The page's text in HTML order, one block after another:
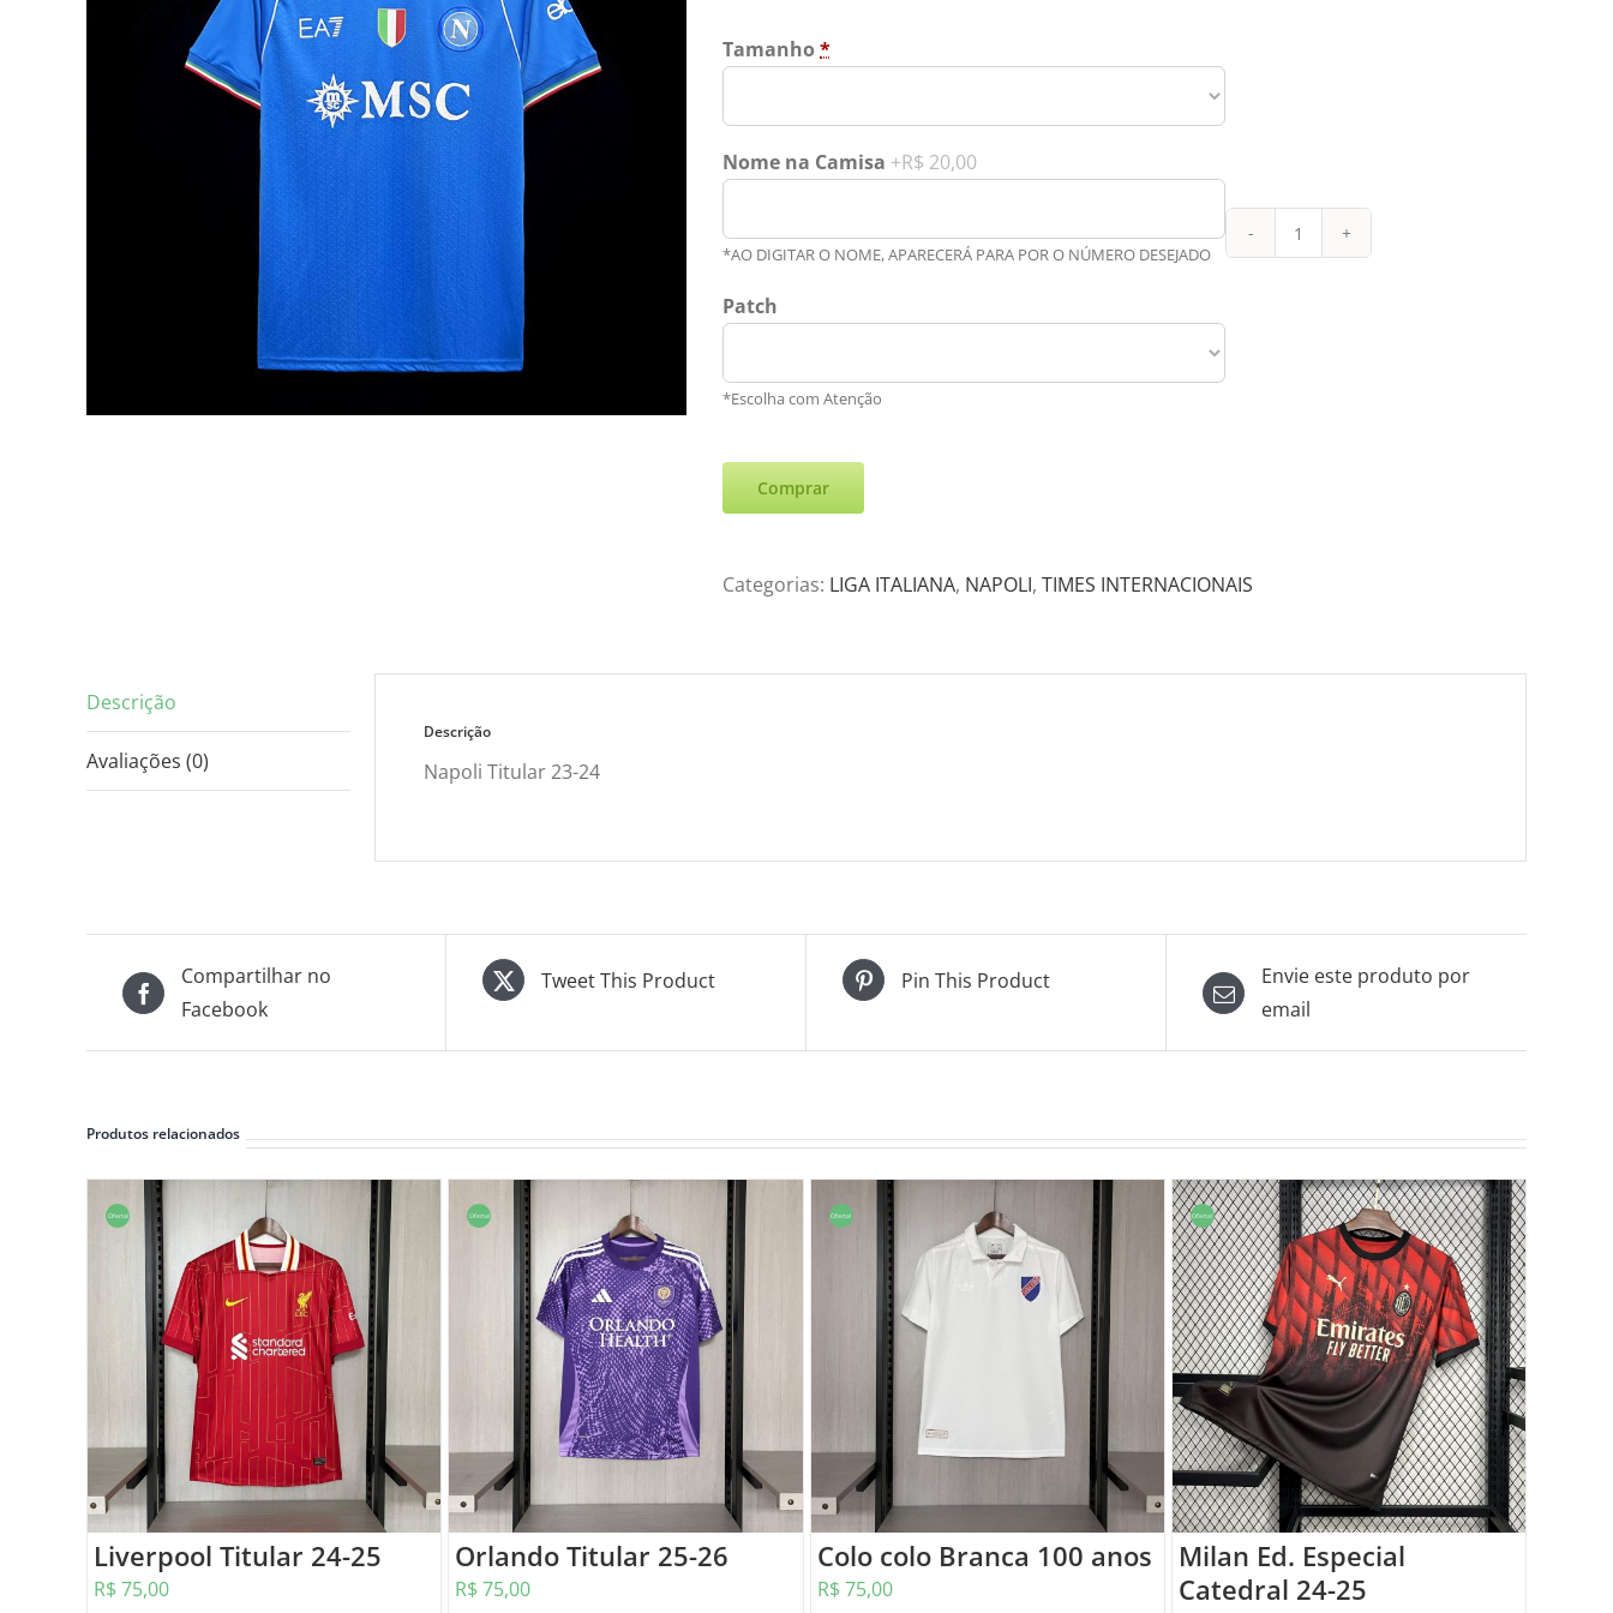
Tamanho *
Nome na Camisa +R$ 20,00
*AO DIGITAR O NOME, APARECERÁ PARA POR O NÚMERO DESEJADO
Patch
*Escolha com Atenção
Napoli
Comprar
Categorias: LIGA ITALIANA, NAPOLI, TIMES INTERNACIONAIS
Descrição
Avaliações (0)
Descrição
Napoli Titular 23-24
Compartilhar no
Facebook
Tweet This Product Pin This Product
Envie este produto por
email
Produtos relacionados
Oferta!
Liverpool Titular 24-25
R$ 75,00
Oferta!
Orlando Titular 25-26
R$ 75,00
Oferta!
Colo colo Branca 100 anos
R$ 75,00
Oferta!
Milan Ed. Especial
Catedral 24-25